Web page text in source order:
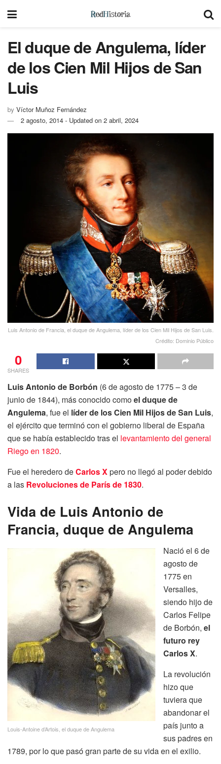
El duque de Angulema, líder
de los Cien Mil Hijos de San
Luis
by Víctor Muñoz Fernández
2 agosto, 2014 - Updated on 2 abril, 2024
Luis Antonio de Francia, el duque de Angulema, líder de los Cien Mil Hijos de San Luis.
Crédito: Dominio Público
0
SHARES
Luis Antonio de Borbón (6 de agosto de 1775 – 3 de
junio de 1844), más conocido comoel duque de
Angulema, fue el líder de los Cien Mil Hijos de San Luis,
el ejército que terminó con el gobierno liberal de España
que se había establecido tras el levantamiento del general
Riego en 1820.
Fue el heredero deCarlos Xpero no llegó al poder debido
a las Revoluciones de París de 1830.
Vida de Luis Antonio de
Francia, duque de Angulema
Louis-Antoine d’Artois, el duque de Angulema
Nació el 6 de
agosto de
1775 en
Versalles,
siendo hijo de
Carlos Felipe
de Borbón, el
futuro rey
Carlos X.
La revolución
hizo que
tuviera que
abandonar el
país junto a
sus padres en
1789, por lo que pasó gran parte de su vida en el exilio.